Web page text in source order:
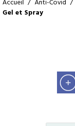
Accueil / Anti-Covid /
Gel et Spray